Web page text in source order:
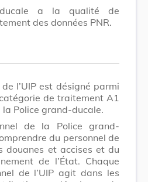
a la qualité de
des données PNR.
l’UIP est désigné parmi
de traitement A1
Police grand-ducale.
de la Police grand-
du personnel de
douanes et accises et du
de l’État. Chaque
de l’UIP agit dans les